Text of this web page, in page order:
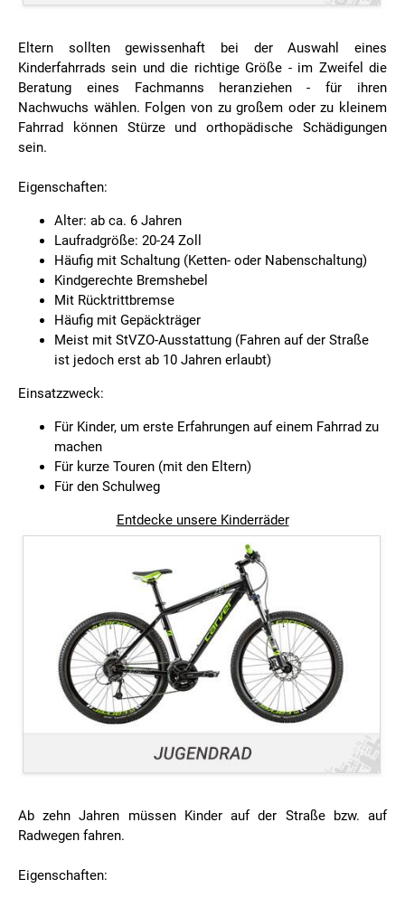
Eltern sollten gewissenhaft bei der Auswahl eines
Kinderfahrrads sein und die richtige Größe - im Zweifel die
Beratung eines Fachmanns heranziehen - für ihren
Nachwuchs wählen. Folgen von zu großem oder zu kleinem
Fahrrad können Stürze und orthopädische Schädigungen
sein.
Eigenschaften:
Alter: ab ca. 6 Jahren
Laufradgröße: 20-24 Zoll
Häufig mit Schaltung (Ketten- oder Nabenschaltung)
Kindgerechte Bremshebel
Mit Rücktrittbremse
Häufig mit Gepäckträger
Meist mit StVZO-Ausstattung (Fahren auf der Straße
ist jedoch erst ab 10 Jahren erlaubt)
Einsatzzweck:
Für Kinder, um erste Erfahrungen auf einem Fahrrad zu
machen
Für kurze Touren (mit den Eltern)
Für den Schulweg
Entdecke unsere Kinderräder
Ab zehn Jahren müssen Kinder auf der Straße bzw. auf
Radwegen fahren.
Eigenschaften: